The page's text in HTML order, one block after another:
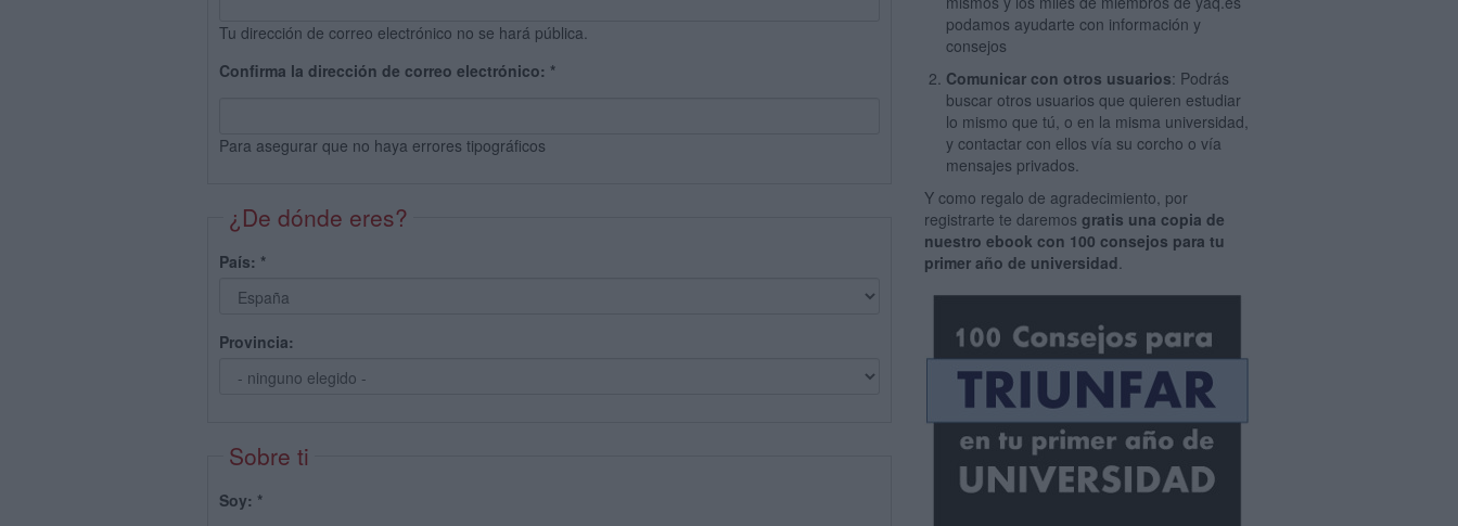
Tu dirección de correo electrónico no se hará pública.
Confirma la dirección de correo electrónico: *
Para asegurar que no haya errores tipográficos
¿De dónde eres?
País: *
Provincia:
Sobre ti
Soy: *
podamos ayudarte con información y
consejos
Comunicar con otros usuarios: Podrás
buscar otros usuarios que quieren estudiar
lo mismo que tú, o en la misma universidad,
y contactar con ellos vía su corcho o vía
mensajes privados.
Y como regalo de agradecimiento, por
registrarte te daremosgratis una copia de
nuestro ebook con 100 consejos para tu
primer año de universidad.